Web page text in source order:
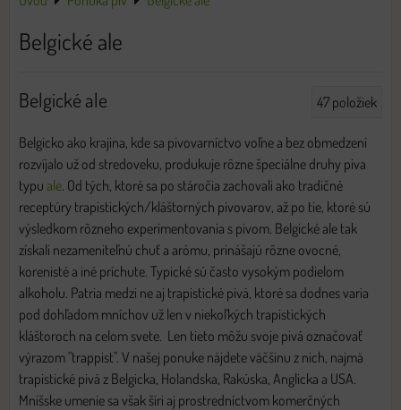
Belgické ale
Belgické ale 47 položiek
Belgicko ako krajina, kde sa pivovarníctvo voľne a bez obmedzení
rozvíjalo už od stredoveku, produkuje rôzne špeciálne druhy piva
typu ale . Od tých, ktoré sa po stáročia zachovali ako tradičné
receptúry trapistických/kláštorných pivovarov, až po tie, ktoré sú
výsledkom rôzneho experimentovania s pivom. Belgické ale tak
získali nezameniteľnú chuť a arómu, prinášajú rôzne ovocné,
korenisté a iné príchute. Typické sú často vysokým podielom
alkoholu. Patria medzi ne aj trapistické pivá, ktoré sa dodnes varia
pod dohľadom mníchov už len v niekoľkých trapistických
kláštoroch na celom svete. Len tieto môžu svoje pivá označovať
výrazom "trappist". V našej ponuke nájdete väčšinu z nich, najmä
trapistické pivá z Belgicka, Holandska, Rakúska, Anglicka a USA.
Mníšske umenie sa však šíri aj prostredníctvom komerčných